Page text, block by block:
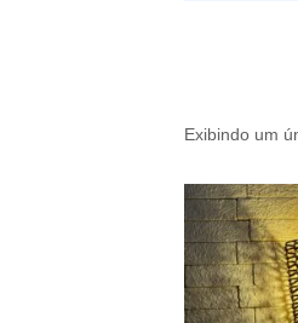
Exibindo um